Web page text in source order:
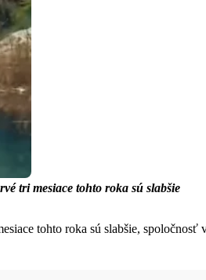
tri mesiace tohto roka sú slabšie
tohto roka sú slabšie,